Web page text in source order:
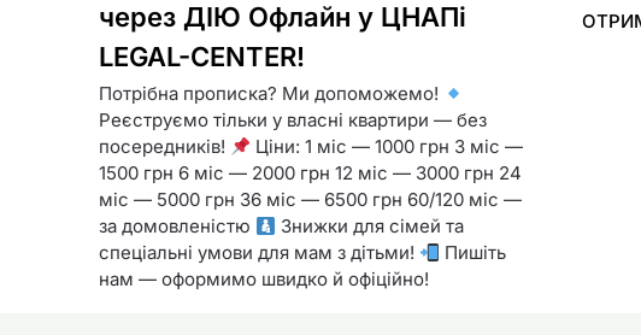
через ДІЮ Офлайн у ЦНАПі
LEGAL-CENTER!
Потрібна прописка? Ми допоможемо!
Реєструємо тільки у власні квартири — без
посередників!
Ціни: 1 міс — 1000 грн 3 міс —
1500 грн 6 міс — 2000 грн 12 міс — 3000 грн 24
міс — 5000 грн 36 міс — 6500 грн 60/120 міс —
за домовленістю
Знижки для сімей та
спеціальні умови для мам з дітьми!
Пишіть
нам — оформимо швидко й офіційно!